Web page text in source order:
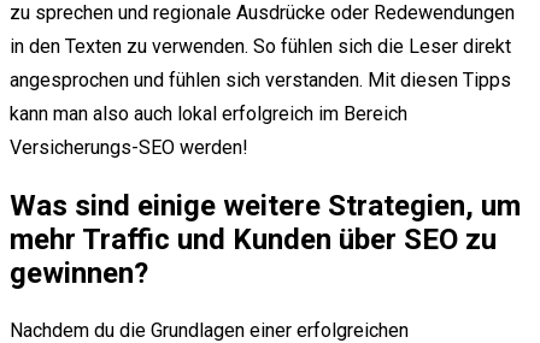
zu sprechen und regionale Ausdrücke oder Redewendungen
in den Texten zu verwenden. So fühlen sich die Leser direkt
angesprochen und fühlen sich verstanden. Mit diesen Tipps
kann man also auch lokal erfolgreich im Bereich
Versicherungs-SEO werden!
Was sind einige weitere Strategien, um
mehr Traffic und Kunden über SEO zu
gewinnen?
Nachdem du die Grundlagen einer erfolgreichen